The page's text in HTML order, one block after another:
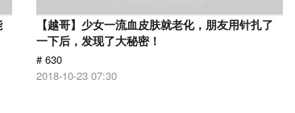
【越哥】少女一流血皮肤就老化，朋友用针扎了
一下后，发现了大秘密！
# 630
2018-10-23 07:30